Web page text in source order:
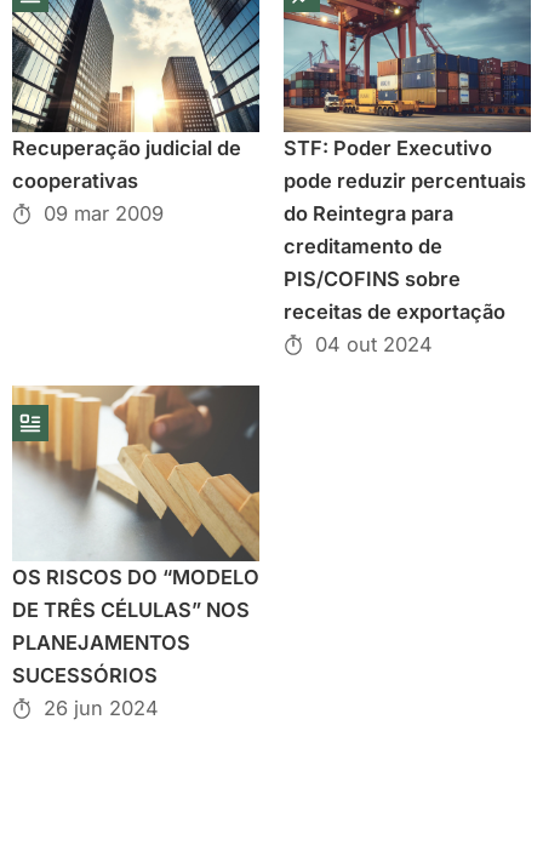
Recuperação judicial de
cooperativas
09 mar 2009
STF: Poder Executivo
pode reduzir percentuais
do Reintegra para
creditamento de
PIS/COFINS sobre
receitas de exportação
04 out 2024
OS RISCOS DO “MODELO
DE TRÊS CÉLULAS” NOS
PLANEJAMENTOS
SUCESSÓRIOS
26 jun 2024